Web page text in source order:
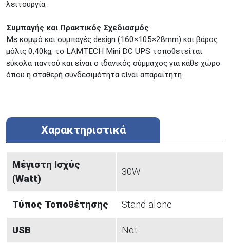
λειτουργία.
Συμπαγής και Πρακτικός Σχεδιασμός
Με κομψό και συμπαγές design (160×105×28mm) και βάρος
μόλις 0,40kg, το LAMTECH Mini DC UPS τοποθετείται
εύκολα παντού και είναι ο ιδανικός σύμμαχος για κάθε χώρο
όπου η σταθερή συνδεσιμότητα είναι απαραίτητη.
Χαρακτηριστικά
Μέγιστη Ισχύς
(Watt)
30W
Τύπος Τοποθέτησης Stand alone
USB Ναι